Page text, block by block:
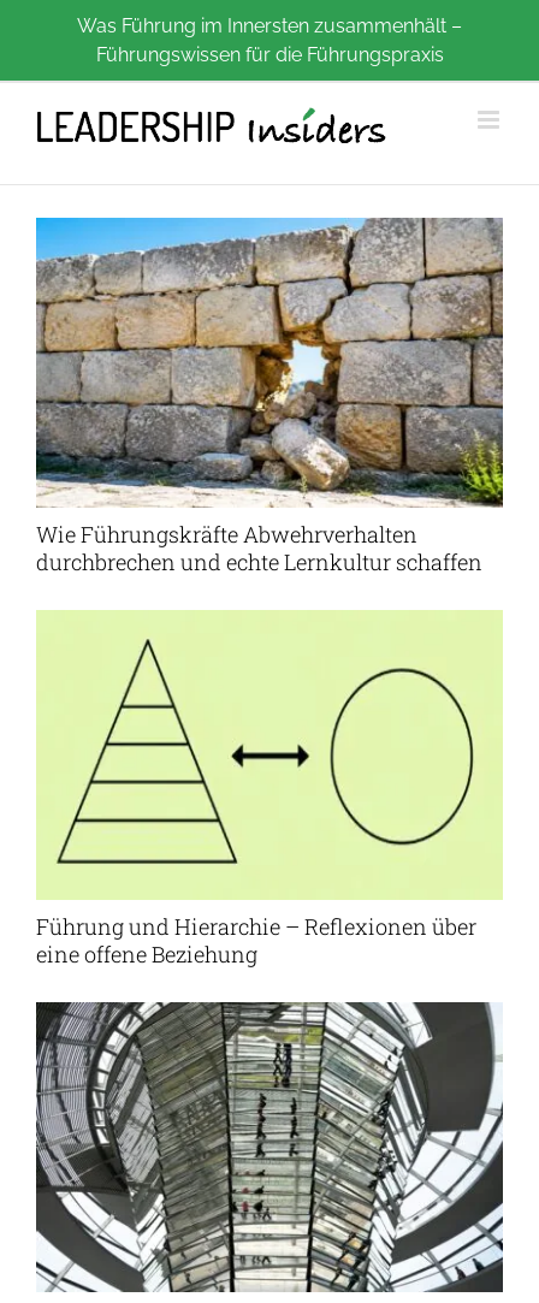
Was Führung im Innersten zusammenhält –
Führungswissen für die Führungspraxis
Wie Führungskräfte Abwehrverhalten
durchbrechen und echte Lernkultur schaffen
Führung und Hierarchie – Reflexionen über
eine offene Beziehung